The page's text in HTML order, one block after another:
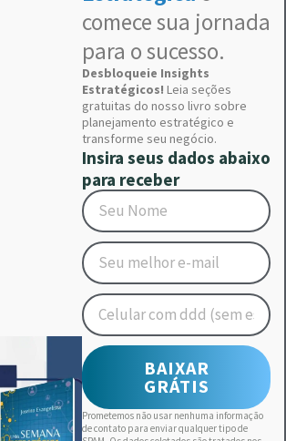
comece sua jornada
para o sucesso.
Desbloqueie Insights
Estratégicos! Leia seções
gratuitas do nosso livro sobre
planejamento estratégico e
transforme seu negócio.
Insira seus dados abaixo
para receber
BAIXAR
GRÁTIS
Prometemos não usar nenhuma informação
de contato para enviar qualquer tipo de